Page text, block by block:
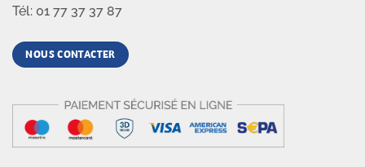
Tél: 01 77 37 37 87
NOUS CONTACTER